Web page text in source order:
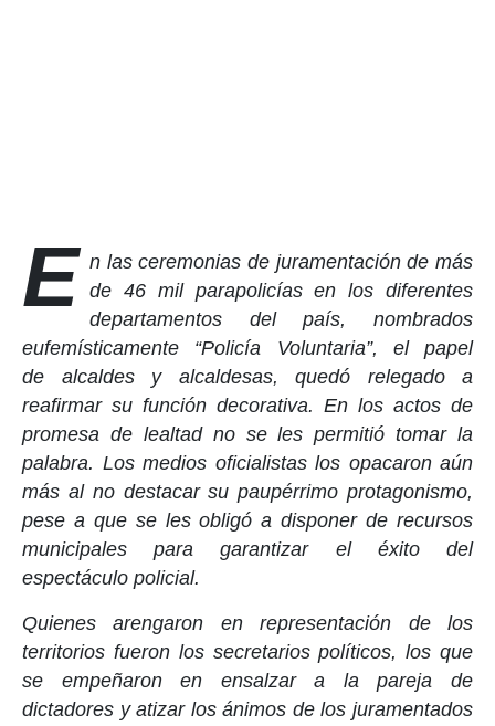
E n las ceremonias de juramentación de más
de 46 mil parapolicías en los diferentes
departamentos del país, nombrados
eufemísticamente “Policía Voluntaria”, el papel
de alcaldes y alcaldesas, quedó relegado a
reafirmar su función decorativa. En los actos de
promesa de lealtad no se les permitió tomar la
palabra. Los medios oficialistas los opacaron aún
más al no destacar su paupérrimo protagonismo,
pese a que se les obligó a disponer de recursos
municipales para garantizar el éxito del
espectáculo policial.
Quienes arengaron en representación de los
territorios fueron los secretarios políticos, los que
se empeñaron en ensalzar a la pareja de
dictadores y atizar los ánimos de los juramentados